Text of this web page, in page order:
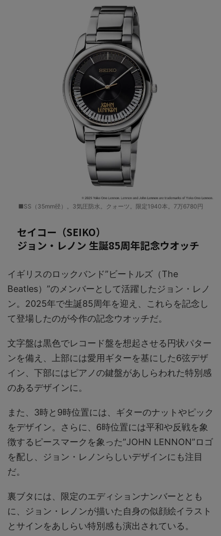
■SS（35mm径）。3気圧防水。クォーツ。限定1940本。7万6780円
セイコー（SEIKO）
ジョン・レノン 生誕85周年記念ウオッチ
イギリスのロックバンド”ビートルズ（The
Beatles）”のメンバーとして活躍したジョン・レノ
ン。2025年で生誕85周年を迎え、これらを記念し
て登場したのが今作の記念ウオッチだ。
文字盤は黒色でレコード盤を想起させる円状パター
ンを備え、上部には愛用ギターを基にした6弦デザ
イン、下部にはピアノの鍵盤があしらわれた特別感
のあるデザインに。
また、3時と9時位置には、ギターのナットやピック
をデザイン。さらに、6時位置には平和や反戦を象
徴するピースマークを象った”JOHN LENNON”ロゴ
を配し、ジョン・レノンらしいデザインにも注目
だ。
裏ブタには、限定のエディションナンバーととも
に、ジョン・レノンが描いた自身の似顔絵イラスト
とサインをあしらい特別感も演出されている。